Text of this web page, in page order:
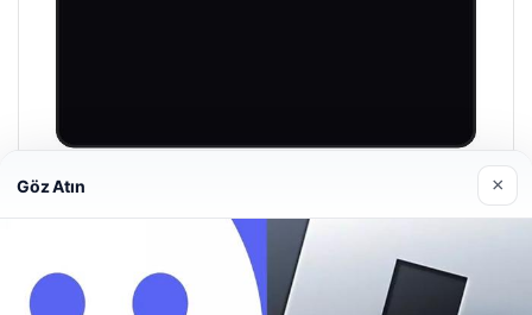
Prenses Night Club
Göz Atın ×